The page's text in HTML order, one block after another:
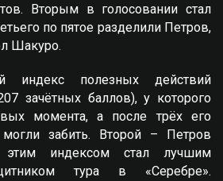
Вторым в голосовании стал
по пятое разделили Петров,
Шакуро.
индекс полезных действий
зачётных баллов), у которого
момента, а после трёх его
забить. Второй – Петров
индексом стал лучшим
тура в «Серебре».